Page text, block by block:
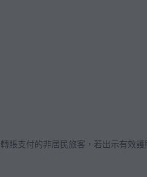
賬支付的非居民旅客，若出示有效